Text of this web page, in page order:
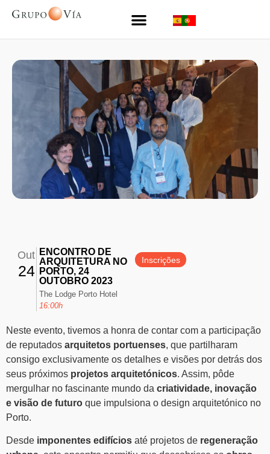
Out
24
ENCONTRO DE
ARQUITETURA NO
PORTO, 24
OUTOBRO 2023
The Lodge Porto Hotel
16:00h
Inscrições
Neste evento, tivemos a honra de contar com a participação
de reputados arquitetos portuenses, que partilharam
consigo exclusivamente os detalhes e visões por detrás dos
seus próximos projetos arquitetónicos. Assim, pôde
mergulhar no fascinante mundo da criatividade, inovação
e visão de futuro que impulsiona o design arquitetónico no
Porto.
Desde imponentes edifícios até projetos de regeneração